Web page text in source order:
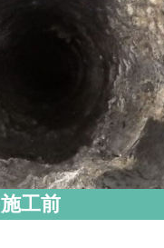
施工前